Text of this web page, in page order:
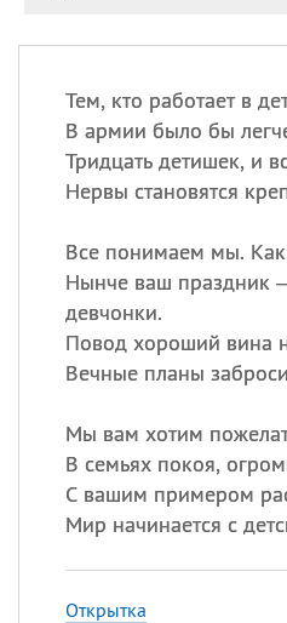
Тем, кто работает в
В армии было бы
Тридцать детишек, и
Нервы становятся
Все понимаем мы. Как
Нынче ваш праздник
девчонки.
Повод хороший вина
Вечные планы
Мы вам хотим
В семьях покоя,
С вашим примером
Мир начинается с
Открытка